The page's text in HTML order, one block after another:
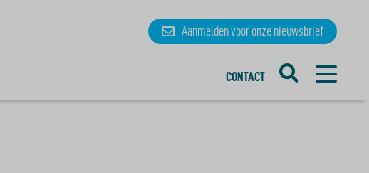
Aanmeldenvoor onze nieuwsbrief
CONTACT